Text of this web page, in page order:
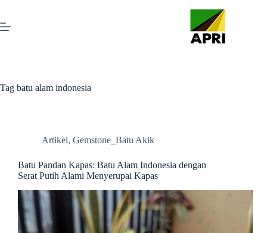
Tag batu alam indonesia
Artikel, Gemstone_Batu Akik
Batu Pandan Kapas: Batu Alam Indonesia dengan
Serat Putih Alami Menyerupai Kapas